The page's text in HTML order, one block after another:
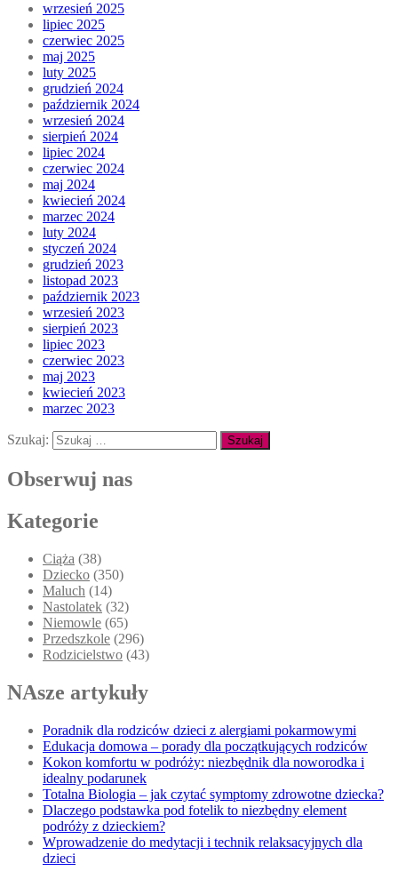
wrzesień 2025
lipiec 2025
czerwiec 2025
maj 2025
luty 2025
grudzień 2024
październik 2024
wrzesień 2024
sierpień 2024
lipiec 2024
czerwiec 2024
maj 2024
kwiecień 2024
marzec 2024
luty 2024
styczeń 2024
grudzień 2023
listopad 2023
październik 2023
wrzesień 2023
sierpień 2023
lipiec 2023
czerwiec 2023
maj 2023
kwiecień 2023
marzec 2023
Szukaj:
Obserwuj nas
Kategorie
Ciąża (38)
Dziecko (350)
Maluch (14)
Nastolatek (32)
Niemowle (65)
Przedszkole (296)
Rodzicielstwo (43)
NAsze artykuły
Poradnik dla rodziców dzieci z alergiami pokarmowymi
Edukacja domowa – porady dla początkujących rodziców
Kokon komfortu w podróży: niezbędnik dla noworodka i
idealny podarunek
Totalna Biologia – jak czytać symptomy zdrowotne dziecka?
Dlaczego podstawka pod fotelik to niezbędny element
podróży z dzieckiem?
Wprowadzenie do medytacji i technik relaksacyjnych dla
dzieci